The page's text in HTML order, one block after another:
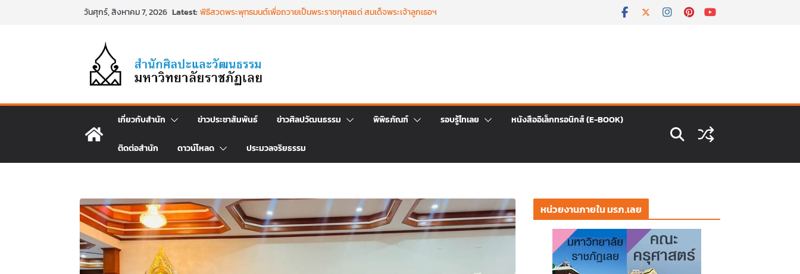
วันศุกร์, สิงหาคม 7, 2026 Latest: พิธีสวดพระพุทธมนต์เพื่อถวายเป็นพระราชกุศลแด่ สมเด็จพระเจ้าลูกเธอฯ
นำงานวิจัยเรื่องการถ่ายทอดจิตรกรรมฝาผนังวัดโพธิ์ชัยนาพึงผ่านงาน
ศิลปะภาพพิมพ์ฯ ระหว่างวันที่ 22 – 26 มิถุนายน 2569
เชียงคานเปิดงานยิ่งใหญ่ ฉลองครบรอบ ๑๑๕ ปี สืบสานวัฒนธรรม
๒๕๖๙
พิธีบำเพ็ญกุศลสวดพระอภิธรรม เพื่ออุทิศถวายพระกุศลแด่ สมเด็จ
สิริพัชร มหาวัชรราชธิดา วันที่ ๒๓ มิถุนายน ๒๕๖๙ เวลา ๑๖.๐๐ น.
เกี่ยวกับสำนัก ข่าวประชาสัมพันธ์ ข่าวศิลปวัฒนธรรม พิพิธภัณฑ์ รอบรู้ไทเลย หนังสืออิเล็กทรอนิกส์ (E-BOOK)
ติดต่อสำนัก ดาวน์โหลด ประมวลจริยธรรม
หน่วยงานภายใน มรภ.เลย